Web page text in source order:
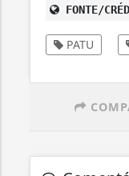
FONTE/
PATU